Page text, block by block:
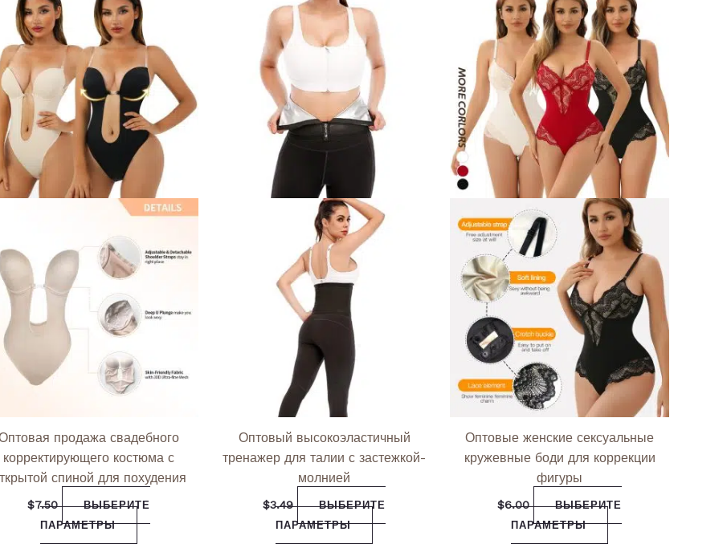
продажа свадебного
корректирующего костюма с
спиной для похудения
$7.50
ВЫБЕРИТЕ
ПАРАМЕТРЫ
товар
имеет
несколько
вариаций.
Опции
можно
выбрать
на
странице
товара.
Оптовый высокоэластичный
тренажер для талии с застежкой-
молнией
$3.49
ВЫБЕРИТЕ
ПАРАМЕТРЫ
товар
имеет
несколько
вариаций.
Опции
можно
выбрать
на
странице
товара.
Оптовые женские сексуальные
кружевные боди для коррекции
фигуры
$6.00
ВЫБЕРИТЕ
ПАРАМЕТРЫ
товар
имеет
несколько
вариаций.
Опции
можно
выбрать
на
странице
товара.